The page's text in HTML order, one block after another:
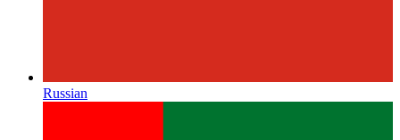
Russian